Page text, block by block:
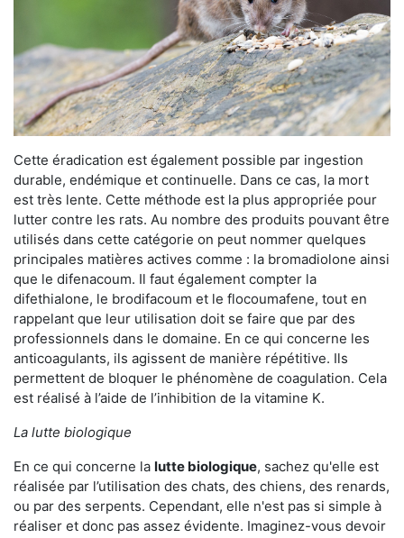
Cette éradication est également possible par ingestion
durable, endémique et continuelle. Dans ce cas, la mort
est très lente. Cette méthode est la plus appropriée pour
lutter contre les rats. Au nombre des produits pouvant être
utilisés dans cette catégorie on peut nommer quelques
principales matières actives comme : la bromadiolone ainsi
que le difenacoum. Il faut également compter la
difethialone, le brodifacoum et le flocoumafene, tout en
rappelant que leur utilisation doit se faire que par des
professionnels dans le domaine. En ce qui concerne les
anticoagulants, ils agissent de manière répétitive. Ils
permettent de bloquer le phénomène de coagulation. Cela
est réalisé à l’aide de l’inhibition de la vitamine K.
La lutte biologique
En ce qui concerne la lutte biologique, sachez qu'elle est
réalisée par l’utilisation des chats, des chiens, des renards,
ou par des serpents. Cependant, elle n'est pas si simple à
réaliser et donc pas assez évidente. Imaginez-vous devoir